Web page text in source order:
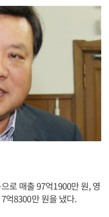
로 매출 97억1900만 원, 영
억8300만 원을 냈다.